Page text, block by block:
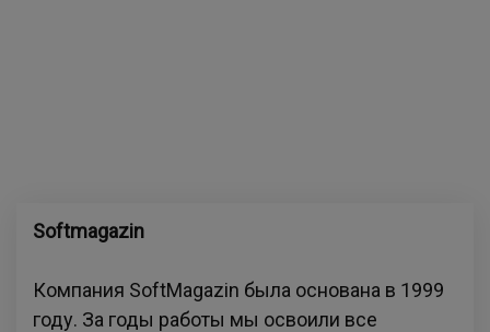
Softmagazin
Компания SoftMagazin была основана в 1999
году. За годы работы мы освоили все